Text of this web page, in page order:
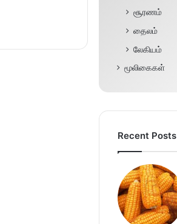
சூரணம்
தைலம்
லேகியம்
மூலிகைகள்
Recent Posts